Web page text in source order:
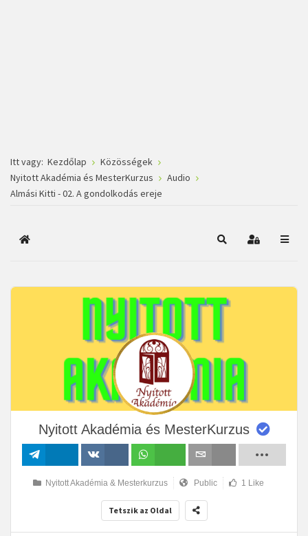
Itt vagy: Kezdőlap
Közösségek
Nyitott Akadémia és MesterKurzus
Audio
Almási Kitti - 02. A gondolkodás ereje
Főoldal Keresés
Nyitott Akadémia és MesterKurzus
Nyitott Akadémia & Mesterkurzus Public 1 Like
Tetszik az Oldal